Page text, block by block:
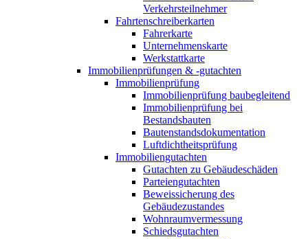
Verkehrsteilnehmer
Fahrtenschreiberkarten
Fahrerkarte
Unternehmenskarte
Werkstattkarte
Immobilienprüfungen & -gutachten
Immobilienprüfung
Immobilienprüfung baubegleitend
Immobilienprüfung bei
Bestandsbauten
Bautenstandsdokumentation
Luftdichtheitsprüfung
Immobiliengutachten
Gutachten zu Gebäudeschäden
Parteiengutachten
Beweissicherung des
Gebäudezustandes
Wohnraumvermessung
Schiedsgutachten